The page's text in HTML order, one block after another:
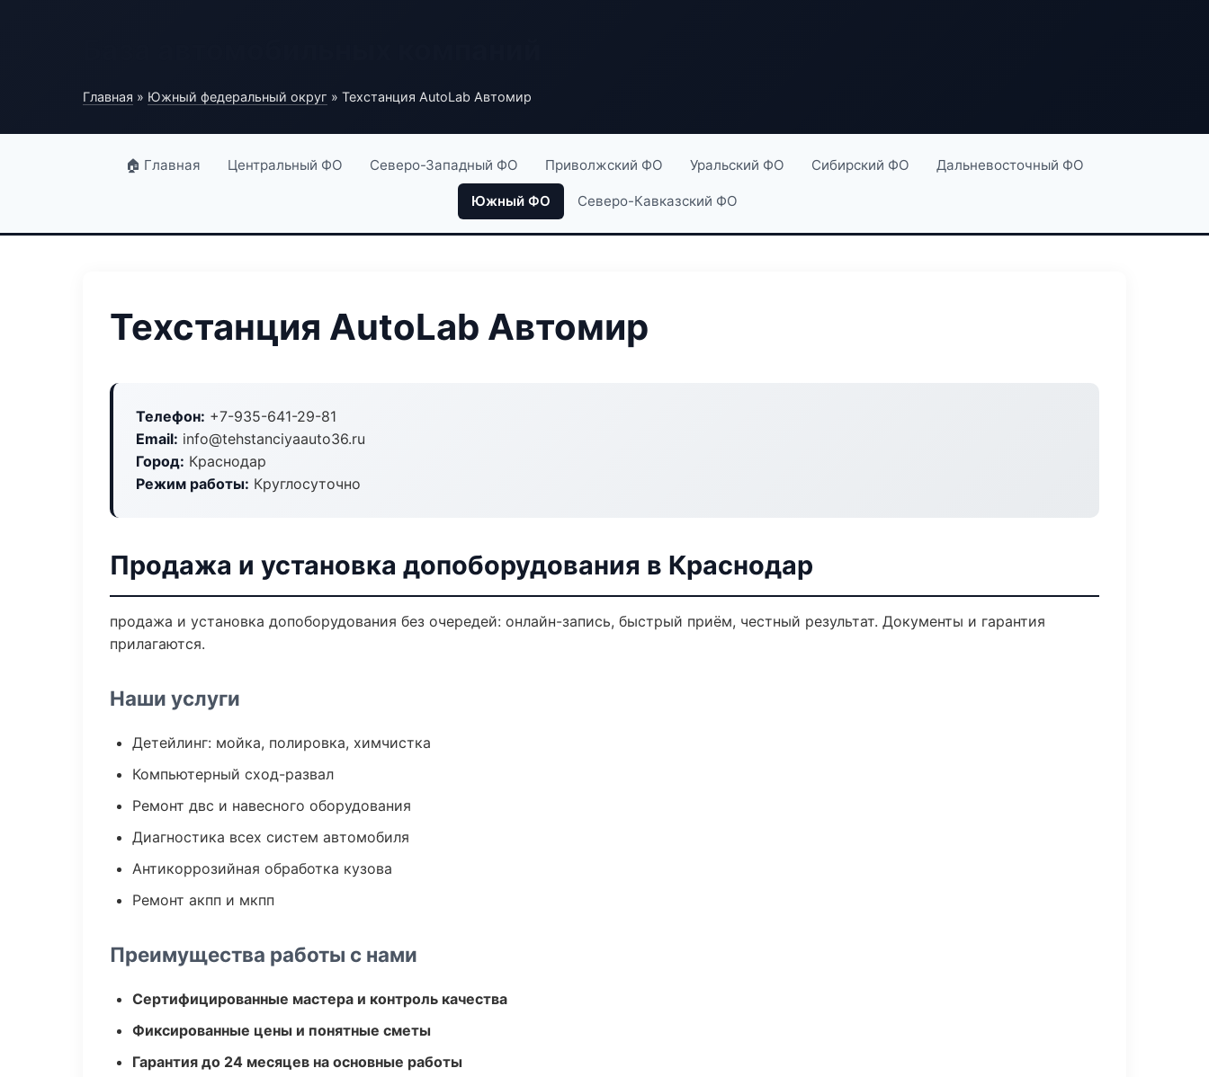
Главная » Южный федеральный округ » Техстанция AutoLab Автомир
🏠 Главная Центральный ФО Северо-Западный ФО Приволжский ФО Уральский ФО Сибирский ФО Дальневосточный ФО
Южный ФО Северо-Кавказский ФО
Техстанция AutoLab Автомир
Телефон: +7-935-641-29-81
Email: info@tehstanciyaauto36.ru
Город: Краснодар
Режим работы: Круглосуточно
Продажа и установка допоборудования в Краснодар
продажа и установка допоборудования без очередей: онлайн-запись, быстрый приём, честный результат. Документы и гарантия
прилагаются.
Наши услуги
Детейлинг: мойка, полировка, химчистка
Компьютерный сход-развал
Ремонт двс и навесного оборудования
Диагностика всех систем автомобиля
Антикоррозийная обработка кузова
Ремонт акпп и мкпп
Преимущества работы с нами
Сертифицированные мастера и контроль качества
Фиксированные цены и понятные сметы
Гарантия до 24 месяцев на основные работы